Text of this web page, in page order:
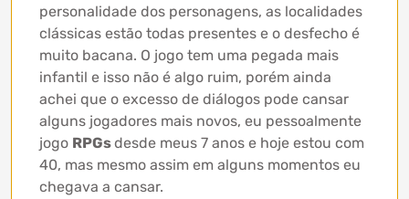
personalidade dos personagens, as localidades
clássicas estão todas presentes e o desfecho é
muito bacana. O jogo tem uma pegada mais
infantil e isso não é algo ruim, porém ainda
achei que o excesso de diálogos pode cansar
alguns jogadores mais novos, eu pessoalmente
jogo RPGsdesde meus 7 anos e hoje estou com
40, mas mesmo assim em alguns momentos eu
chegava a cansar.